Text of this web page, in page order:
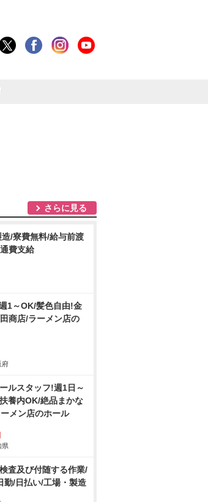
さらに見る
/寮費無料/給与前渡
費支給
1～OK/髪色自由!金
商店/ラーメン店の
府
ルスタッフ!週1日～
養内OK/絶品まかな
メン店のホール
県
査及び付随する作業/
勤/日払い/工場・製造